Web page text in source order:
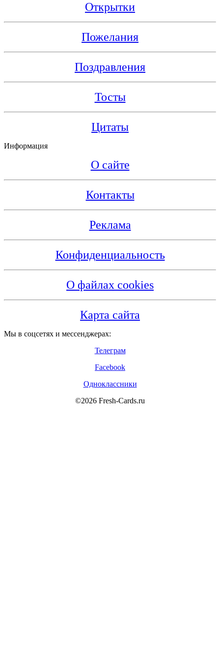
Открытки
Пожелания
Поздравления
Тосты
Цитаты
Информация
О сайте
Контакты
Реклама
Конфиденциальность
О файлах cookies
Карта сайта
Мы в соцсетях и мессенджерах:
Телеграм
Facebook
Одноклассники
©2026 Fresh-Cards.ru